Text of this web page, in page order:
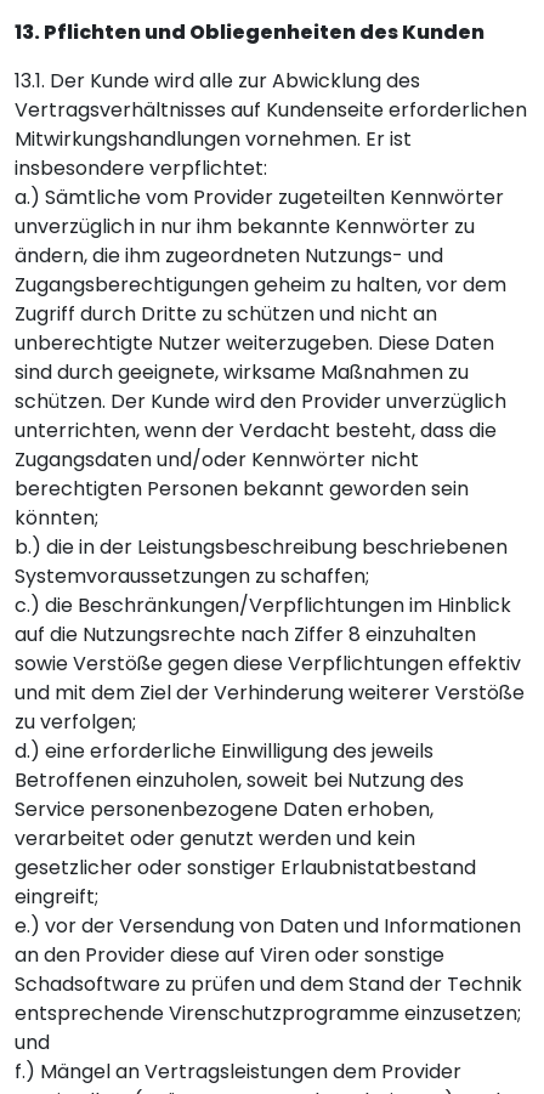
13. Pflichten und Obliegenheiten des Kunden
13.1. Der Kunde wird alle zur Abwicklung des
Vertragsverhältnisses auf Kundenseite erforderlichen
Mitwirkungshandlungen vornehmen. Er ist
insbesondere verpflichtet:
a.) Sämtliche vom Provider zugeteilten Kennwörter
unverzüglich in nur ihm bekannte Kennwörter zu
ändern, die ihm zugeordneten Nutzungs- und
Zugangsberechtigungen geheim zu halten, vor dem
Zugriff durch Dritte zu schützen und nicht an
unberechtigte Nutzer weiterzugeben. Diese Daten
sind durch geeignete, wirksame Maßnahmen zu
schützen. Der Kunde wird den Provider unverzüglich
unterrichten, wenn der Verdacht besteht, dass die
Zugangsdaten und/oder Kennwörter nicht
berechtigten Personen bekannt geworden sein
könnten;
b.) die in der Leistungsbeschreibung beschriebenen
Systemvoraussetzungen zu schaffen;
c.) die Beschränkungen/Verpflichtungen im Hinblick
auf die Nutzungsrechte nach Ziffer 8 einzuhalten
sowie Verstöße gegen diese Verpflichtungen effektiv
und mit dem Ziel der Verhinderung weiterer Verstöße
zu verfolgen;
d.) eine erforderliche Einwilligung des jeweils
Betroffenen einzuholen, soweit bei Nutzung des
Service personenbezogene Daten erhoben,
verarbeitet oder genutzt werden und kein
gesetzlicher oder sonstiger Erlaubnistatbestand
eingreift;
e.) vor der Versendung von Daten und Informationen
an den Provider diese auf Viren oder sonstige
Schadsoftware zu prüfen und dem Stand der Technik
entsprechende Virenschutzprogramme einzusetzen;
und
f.) Mängel an Vertragsleistungen dem Provider